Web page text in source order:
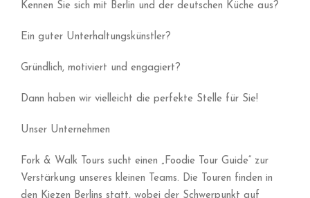
Kennen Sie sich mit Berlin und der deutschen Küche aus?
Ein guter Unterhaltungskünstler?
Gründlich, motiviert und engagiert?
Dann haben wir vielleicht die perfekte Stelle für Sie!
Unser Unternehmen
Fork & Walk Tours sucht einen „Foodie Tour Guide“ zur
Verstärkung unseres kleinen Teams. Die Touren finden in
den Kiezen Berlins statt, wobei der Schwerpunkt auf